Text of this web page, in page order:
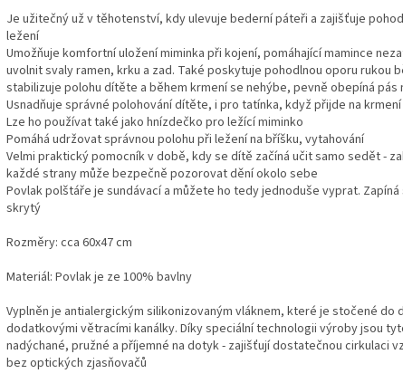
Je užitečný už v těhotenství, kdy ulevuje bederní páteři a zajišťuje
ležení
Umožňuje komfortní uložení miminka při kojení, pomáhající mamince
uvolnit svaly ramen, krku a zad. Také poskytuje pohodlnou oporu rukou
stabilizuje polohu dítěte a během krmení se nehýbe, pevně obepíná pás
Usnadňuje správné polohování dítěte, i pro tatínka, když přijde na krmení
Lze ho používat také jako hnízdečko pro ležící miminko
Pomáhá udržovat správnou polohu při ležení na bříšku, vytahování
Velmi praktický pomocník v době, kdy se dítě začíná učit samo sedět -
každé strany může bezpečně pozorovat dění okolo sebe
Povlak polštáře je sundávací a můžete ho tedy jednoduše vyprat.
skrytý
Rozměry: cca 60x47 cm
Materiál: Povlak je ze 100% bavlny
Vyplněn je antialergickým silikonizovaným vláknem, které je stočené do
dodatkovými větracími kanálky. Díky speciální technologii výroby jsou
nadýchané, pružné a příjemné na dotyk - zajišťují dostatečnou cirkulaci
bez optických zjasňovačů